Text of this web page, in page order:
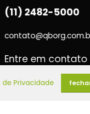
(11) 2482-5000
Entre em contato
Whatsapp e seja
direcionado para
de Privacidade